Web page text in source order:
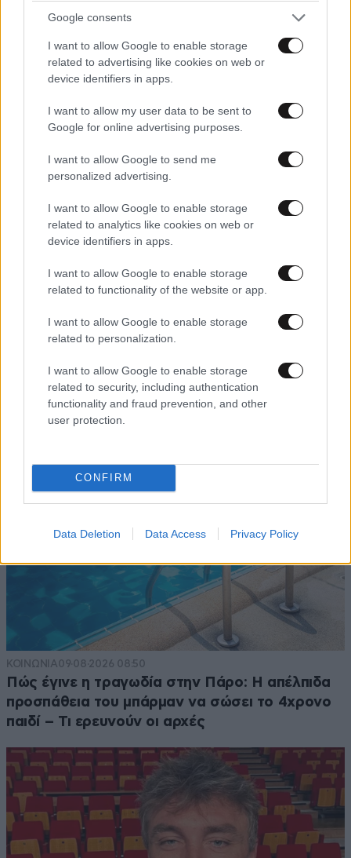
Google consents
I want to allow Google to enable storage
related to advertising like cookies on web or
device identifiers in apps.
I want to allow my user data to be sent to
Google for online advertising purposes.
I want to allow Google to send me
personalized advertising.
I want to allow Google to enable storage
related to analytics like cookies on web or
device identifiers in apps.
I want to allow Google to enable storage
related to functionality of the website or app.
I want to allow Google to enable storage
related to personalization.
I want to allow Google to enable storage
related to security, including authentication
functionality and fraud prevention, and other
user protection.
CONFIRM
Data Deletion Data Access Privacy Policy
ΚΟΣΜΟΣ09·08·2026 07:44
Η αυτοκρατορία του «Έντικ» και ο «μεγάλος»
που φέρεται να βρίσκεται πίσω του – Τι ορίζει ο
όρος Greek Mafia
LIFESTYLE09·08·2026 10:52
Τζέικ Μέντγουελ στην Ιταλία – Island hopping
με σκάφος σε Πόντσα και Ίσκια
ΚΟΙΝΩΝΙΑ09·08·2026 08:50
Πώς έγινε η τραγωδία στην Πάρο: Η απέλπιδα
προσπάθεια του μπάρμαν να σώσει το 4χρονο
παιδί – Τι ερευνούν οι αρχές